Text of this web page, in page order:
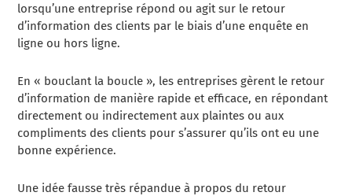
lorsqu’une entreprise répond ou agit sur le retour
d’information des clients par le biais d’une enquête en
ligne ou hors ligne.
En « bouclant la boucle », les entreprises gèrent le retour
d’information de manière rapide et efficace, en répondant
directement ou indirectement aux plaintes ou aux
compliments des clients pour s’assurer qu’ils ont eu une
bonne expérience.
Une idée fausse très répandue à propos du retour